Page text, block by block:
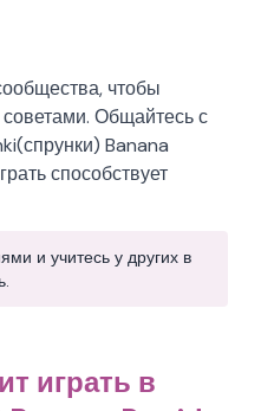
чтобы
советами. Общайтесь с
Banana
способствует
и учитесь у других в
играть в